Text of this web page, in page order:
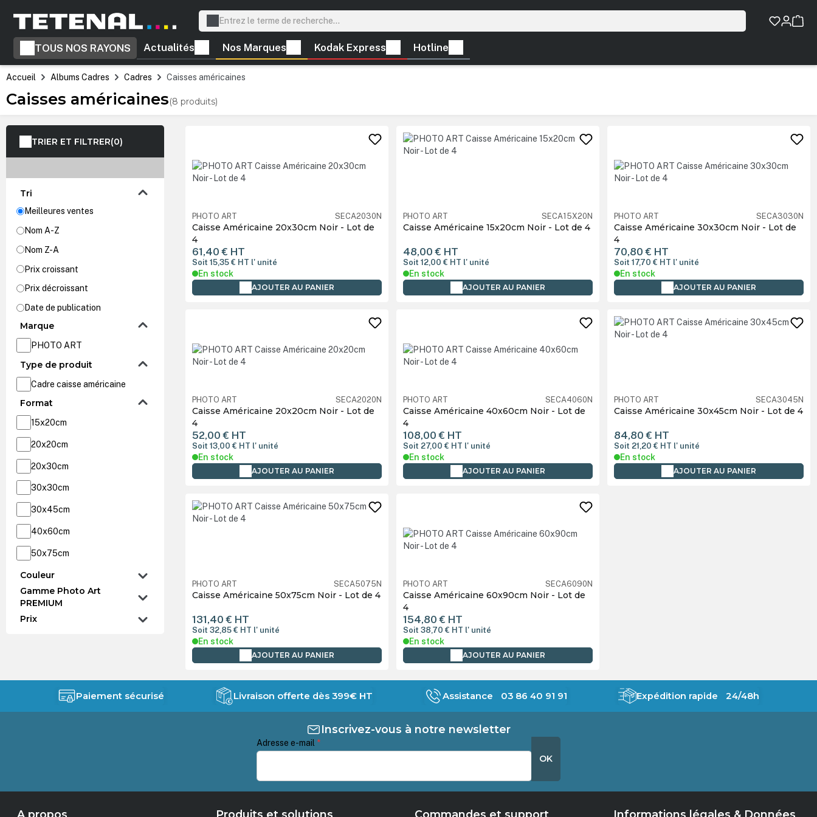
Passer à la navigation principale
TOUS NOS RAYONS Actualités Nos Marques Kodak Express Hotline
Accueil Albums Cadres Cadres Caisses américaines
Caisses américaines(8 produits)
TRIER ET FILTRER(0)
Tri
Meilleures ventes
Nom A-Z
Nom Z-A
Prix croissant
Prix décroissant
Date de publication
Marque
PHOTO ART
Type de produit
Cadre caisse américaine
Format
15x20cm
20x20cm
20x30cm
30x30cm
30x45cm
40x60cm
50x75cm
60x90cm
Couleur
Gamme Photo Art
PREMIUM
Prix
PHOTO ART SECA2030N
Caisse Américaine 20x30cm Noir - Lot de
4
61,40 € HT
Soit 15,35 € HT l' unité
En stock
AJOUTER AU PANIER
PHOTO ART SECA15X20N
Caisse Américaine 15x20cm Noir - Lot de 4
48,00 € HT
Soit 12,00 € HT l' unité
En stock
AJOUTER AU PANIER
PHOTO ART SECA3030N
Caisse Américaine 30x30cm Noir - Lot de
4
70,80 € HT
Soit 17,70 € HT l' unité
En stock
AJOUTER AU PANIER
PHOTO ART SECA2020N
Caisse Américaine 20x20cm Noir - Lot de
4
52,00 € HT
Soit 13,00 € HT l' unité
En stock
AJOUTER AU PANIER
PHOTO ART SECA4060N
Caisse Américaine 40x60cm Noir - Lot de
4
108,00 € HT
Soit 27,00 € HT l' unité
En stock
AJOUTER AU PANIER
PHOTO ART SECA3045N
Caisse Américaine 30x45cm Noir - Lot de 4
84,80 € HT
Soit 21,20 € HT l' unité
En stock
AJOUTER AU PANIER
PHOTO ART SECA5075N
Caisse Américaine 50x75cm Noir - Lot de 4
131,40 € HT
Soit 32,85 € HT l' unité
En stock
AJOUTER AU PANIER
PHOTO ART SECA6090N
Caisse Américaine 60x90cm Noir - Lot de
4
154,80 € HT
Soit 38,70 € HT l' unité
En stock
AJOUTER AU PANIER
Paiement sécurisé Livraison offerte dès 399€ HT Assistance 03 86 40 91 91 Expédition rapide 24/48h
Inscrivez-vous à notre newsletter
Adresse e-mail *
OK
A propos Produits et solutions Commandes et support Informations légales & Données